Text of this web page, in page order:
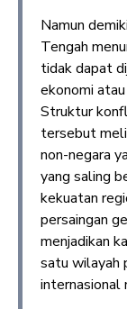
Namun
Tengah
tidak dapat
ekonomi
Struktur
tersebut
non-negara
yang saling
kekuatan
persaingan
menjadikan
satu wilayah
internasional